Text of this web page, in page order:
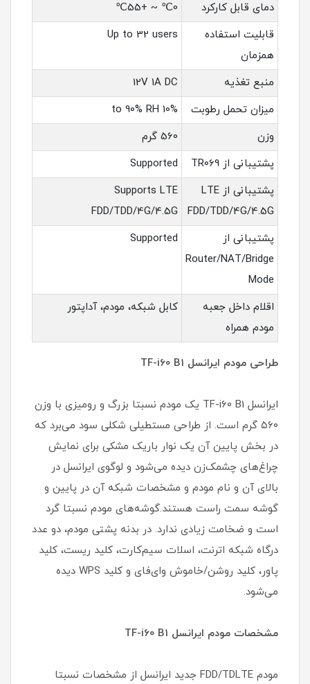
دمای قابل کارکرد
0℃ ~ +55℃
قابلیت استفاده
همزمان
Up to 32 users
منبع تغذیه
12V 1A DC
میزان تحمل رطوبت
10% to 90% RH
وزن
560 گرم
پشتیبانی از TR069
Supported
پشتیبانی از LTE
FDD/TDD/4G/4.5G
Supports LTE
FDD/TDD/4G/4.5G
پشتیبانی از
Router/NAT/Bridge
Mode
Supported
اقلام داخل جعبه
مودم همراه
کابل شبکه، مودم، آداپتور
طراحی مودم ایرانسل TF-i60 B1
ایرانسل TF-i60 B1 یک مودم نسبتا بزرگ و رومیزی با وزن
۵۶۰ گرم است. از طراحی مستطیلی شکلی سود می‌برد که
در بخش پایین آن یک نوار باریک مشکی برای نمایش
چراغ‌های چشمک‌زن دیده می‌شود و لوگوی ایرانسل در
بالای آن و نام مودم و مشخصات شبکه آن در پایین و
گوشه سمت راست هستند.گوشه‌های مودم نسبتا گرد
است و ضخامت زیادی ندارد. در بدنه پشتی مودم، دو عدد
درگاه شبکه اترنت، اسلات سیم‌کارت، کلید ریست، کلید
پاور، کلید روشن/خاموش وای‌فای و کلید WPS دیده
می‌شود.
مشخصات مودم ایرانسل TF-i60 B1
مودم FDD/TDLTE جدید ایرانسل از مشخصات نسبتا